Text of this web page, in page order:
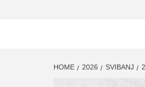
HOME 2026 SVIBANJ